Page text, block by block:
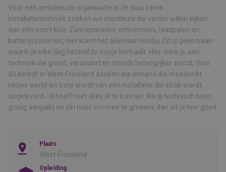
Voor een ambitieuze organisatie in de duurzame
installatietechniek zoeken we monteurs die verder willen kijken
dan één soort klus. Zonnepanelen, omvormers, laadpalen en
batterijsystemen, hier komt het allemaal voorbij. Dit is geen baan
waarin je elke dag hetzelfde trucje herhaalt. Hier werk je aan
techniek die groeit, verandert en steeds belangrijker wordt. Voor
dit bedrijf in West-Friesland zoeken we iemand die meedenkt,
netjes werkt en trots wordt van een installatie die strak wordt
opgeleverd. Jij hoeft niet alles al te kunnen. Als jij technisch bent,
graag aanpakt en zin hebt om mee te groeien, dan zit je hier goed.
Plaats
West-Friesland
Opleiding